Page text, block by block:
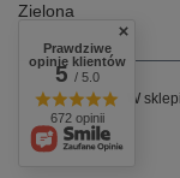
Zielona
W
Prawdziwe
opinie klientów
5/ 5.0
672 opinii